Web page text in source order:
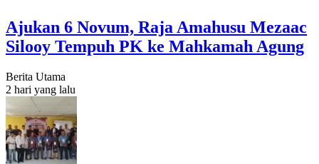
Ajukan 6 Novum, Raja Amahusu Mezaac
Silooy Tempuh PK ke Mahkamah Agung
Berita Utama
2 hari yang lalu